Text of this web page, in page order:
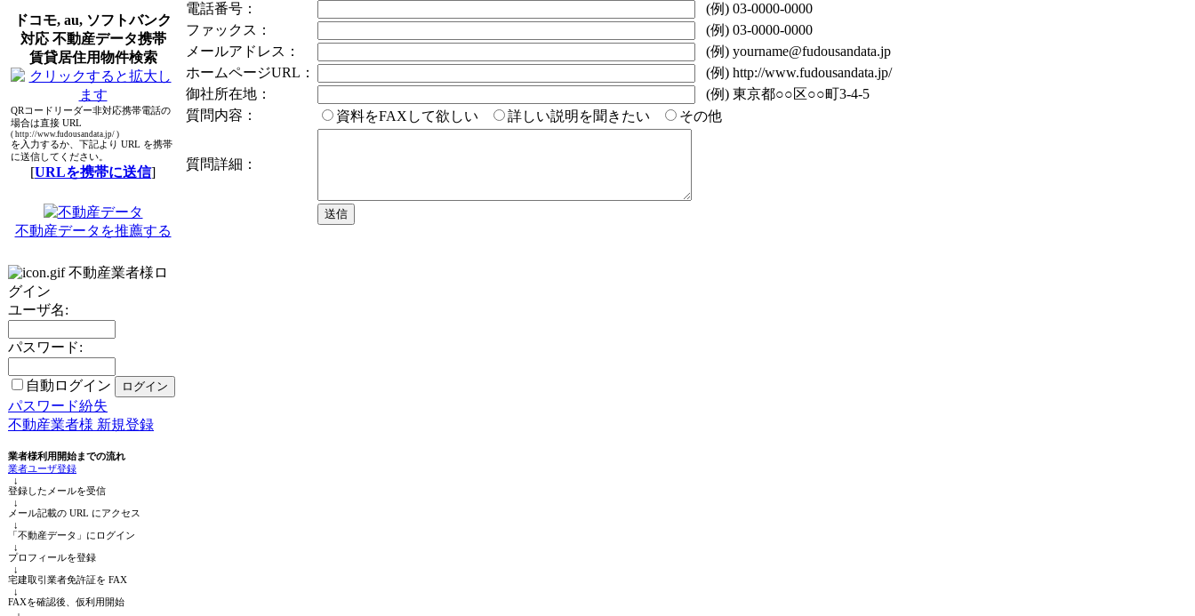
ドコモ, au, ソフトバンク
対応 不動産データ携帯
賃貸居住用物件検索
QRコードリーダー非対応携帯電話の
場合は直接 URL
( http://www.fudousandata.jp/ )
を入力するか、下記より URL を携帯
に送信してください。
[URLを携帯に送信]
不動産データを推薦する
不動産業者様ロ
グイン
ユーザ名:
パスワード:
自動ログイン
パスワード紛失
不動産業者様 新規登録
業者様利用開始までの流れ
業者ユーザ登録
↓
登録したメールを受信
↓
メール記載の URL にアクセス
↓
「不動産データ」にログイン
↓
プロフィールを登録
↓
宅建取引業者免許証を FAX
↓
FAXを確認後、仮利用開始
電話番号：
(例) 03-0000-0000
ファックス：
(例) 03-0000-0000
メールアドレス：
(例) yourname@fudousandata.jp
ホームページURL：
(例) http://www.fudousandata.jp/
御社所在地：
(例) 東京都○○区○○町3-4-5
質問内容：
資料をFAXして欲しい 詳しい説明を聞きたい その他
質問詳細：